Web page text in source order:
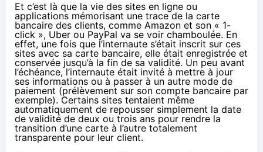
Et c’est là que la vie des sites en ligne ou
applications mémorisant une trace de la carte
bancaire des clients, comme Amazon et son « 1-
click », Uber ou PayPal va se voir chamboulée. En
effet, une fois que l’internaute s’était inscrit sur ces
sites avec sa carte bancaire, elle était enregistrée et
conservée jusqu’à la fin de sa validité. Un peu avant
l’échéance, l’internaute était invité à mettre à jour
ses informations ou à passer à un autre mode de
paiement (prélèvement sur son compte bancaire par
exemple). Certains sites tentaient même
automatiquement de repousser simplement la date
de validité de deux ou trois ans pour rendre la
transition d’une carte à l’autre totalement
transparente pour leur client.